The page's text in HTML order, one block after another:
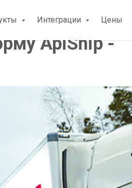
Интеграции Цены
ApiShip -